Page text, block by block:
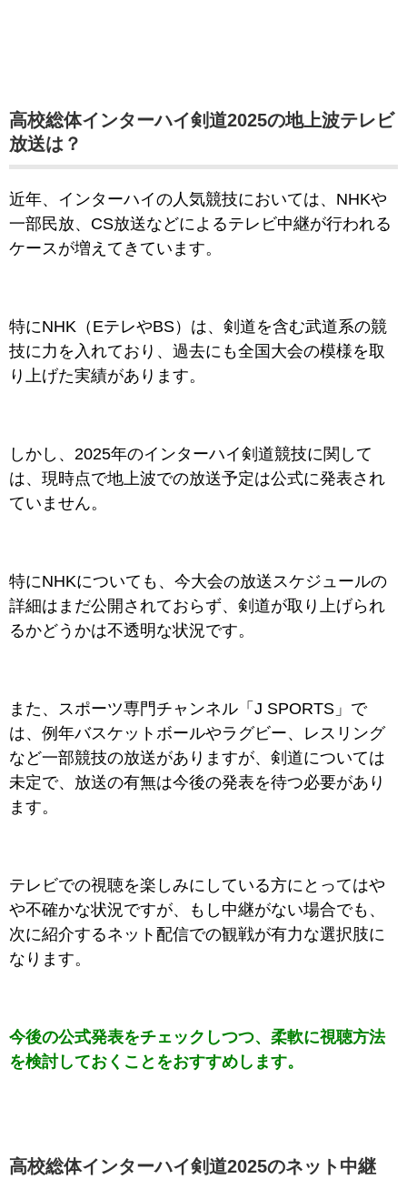
高校総体インターハイ剣道2025の地上波テレビ
放送は？
近年、インターハイの人気競技においては、NHKや
一部民放、CS放送などによるテレビ中継が行われる
ケースが増えてきています。
特にNHK（EテレやBS）は、剣道を含む武道系の競
技に力を入れており、過去にも全国大会の模様を取
り上げた実績があります。
しかし、2025年のインターハイ剣道競技に関して
は、現時点で地上波での放送予定は公式に発表され
ていません。
特にNHKについても、今大会の放送スケジュールの
詳細はまだ公開されておらず、剣道が取り上げられ
るかどうかは不透明な状況です。
また、スポーツ専門チャンネル「J SPORTS」で
は、例年バスケットボールやラグビー、レスリング
など一部競技の放送がありますが、剣道については
未定で、放送の有無は今後の発表を待つ必要があり
ます。
テレビでの視聴を楽しみにしている方にとってはや
や不確かな状況ですが、もし中継がない場合でも、
次に紹介するネット配信での観戦が有力な選択肢に
なります。
今後の公式発表をチェックしつつ、柔軟に視聴方法
を検討しておくことをおすすめします。
高校総体インターハイ剣道2025のネット中継